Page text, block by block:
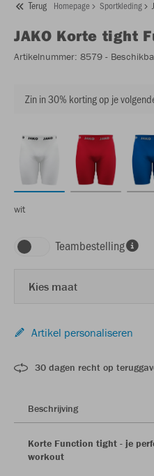
Terug Homepage Sportkleding
JAKO Korte tight
Artikelnummer: 8579 -
Zin in 30% korting op je
wit
Teambestelling
Kies maat
Artikel personaliseren
30 dagen recht op
Beschrijving
Korte Function tight - je
workout